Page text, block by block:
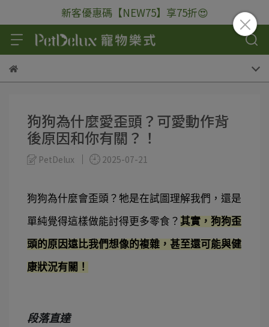
新客優惠碼【NEW75】享75折😍
狗狗為什麼愛歪頭？可愛動作背
後原因和你有關？！
PetDelux 2025-07-21
狗狗為什麼會歪頭？牠是在試圖理解我們，還是
單純覺得這樣做能討得更多零食？ 其實，狗狗歪
頭的原因遠比我們想像的複雜，甚至還可能與健
康狀況有關！
段落直達